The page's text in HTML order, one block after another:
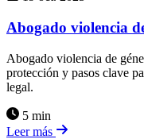
Abogado violencia
Abogado violencia de
protección y pasos clave
legal.
5 min
Leer más